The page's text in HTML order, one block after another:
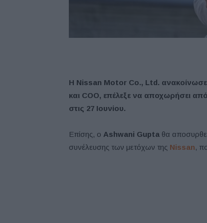
Η Nissan Motor Co., Ltd.
και COO, επέλεξε να αποχωρήσει
στις 27 Ιουνίου.
Επίσης, ο Ashwani Gupta θα
συνέλευσης των μετόχων της Nissan,